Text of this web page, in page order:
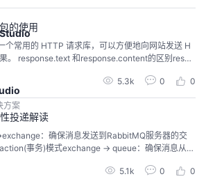
方案
的使用
个常用的 HTTP 请求库，可以方便地向网站发送 H
。 response.text 和response.content的区别respo
文本编码response.content类型：bytes解码类型：
5.3k 0 0
投递解读
：确保消息发送到RabbitMQ服务器的交
事务)模式exchange -> queue：确保消息从
备份交换机（alternate-exchange）确保消息在队
换机持久化 消息持久化 集群，镜像队列，高可用 确
5.1k 0 0